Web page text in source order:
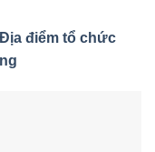
Địa điểm tổ chức